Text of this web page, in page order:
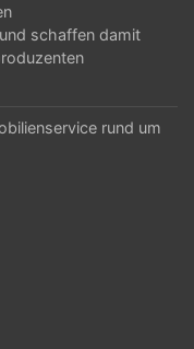
schaffen damit
rund um